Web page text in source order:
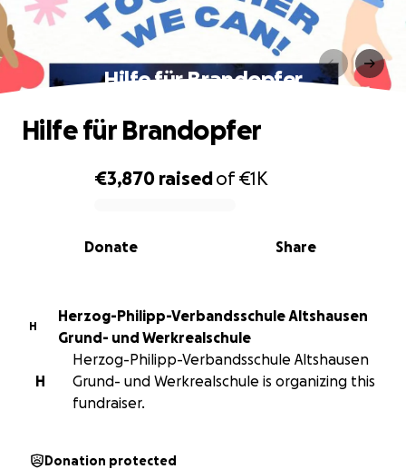
Hilfe für Brandopfer
0% complete
€3,870 raisedof€1K
Share
Donate
Hilfe für Brandopfer
H
Herzog-Philipp-Verbandsschule Altshausen
Grund- und Werkrealschule
H
Herzog-Philipp-Verbandsschule Altshausen
Grund- und Werkrealschule is organizing this
fundraiser.
Donation protected